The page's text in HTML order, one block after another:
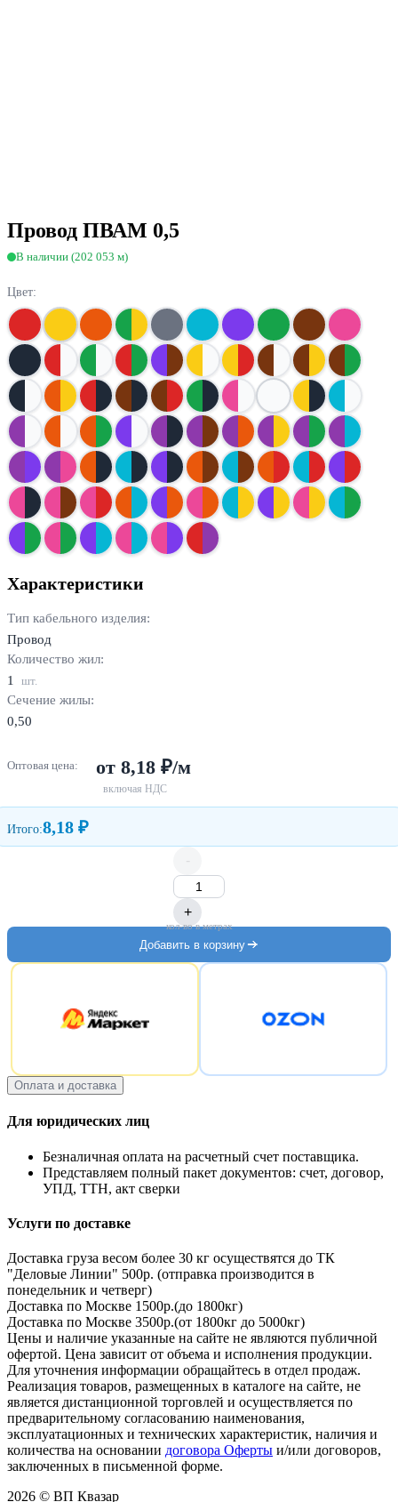
Провод ПВАМ 0,5
В наличии (202 053 м)
Цвет:
Характеристики
Тип кабельного изделия:
Провод
Количество жил:
1
шт.
Сечение жилы:
0,50
Оптовая цена: от 8,18 ₽/м
включая НДС
Итого:8,18 ₽
-
+
кол-во в метрах
Добавить в корзину
Оплата и доставка
Для юридических лиц
Безналичная оплата на расчетный счет поставщика.
Представляем полный пакет документов: счет, договор,
УПД, ТТН, акт сверки
Услуги по доставке
Доставка груза весом более 30 кг осуществятся до ТК
"Деловые Линии" 500р. (отправка производится в
понедельник и четверг)
Доставка по Москве 1500р.(до 1800кг)
Доставка по Москве 3500р.(от 1800кг до 5000кг)
Цены и наличие указанные на сайте не являются публичной
офертой. Цена зависит от объема и исполнения продукции.
Для уточнения информации обращайтесь в отдел продаж.
Реализация товаров, размещенных в каталоге на сайте, не
является дистанционной торговлей и осуществляется по
предварительному согласованию наименования,
эксплуатационных и технических характеристик, наличия и
количества на основании договора Оферты и/или договоров,
заключенных в письменной форме.
2026 © ВП Квазар